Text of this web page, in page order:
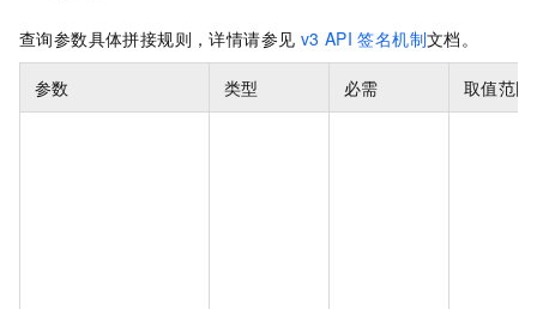
查询参数具体拼接规则，详情请参见 v3 API 签名机制文档。
参数 类型 必需 取值范围